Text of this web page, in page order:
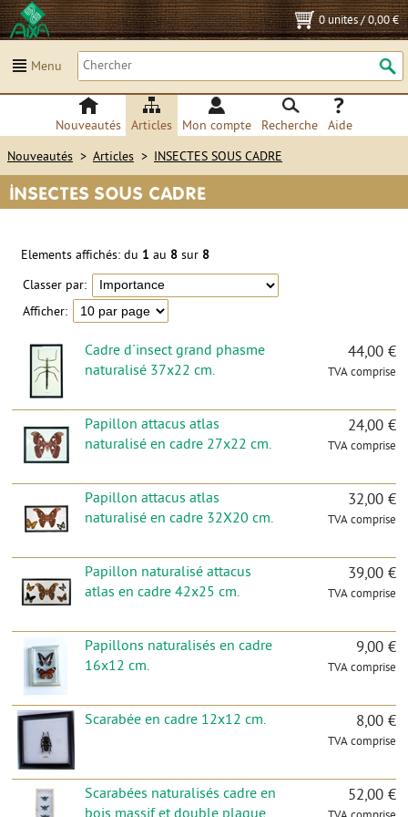
0 unités/0,00 €
Menu
Nouveautés Articles Mon compte Recherche Aide
Nouveautés > Articles > INSECTES SOUS CADRE
INSECTES SOUS CADRE
Elements affichés: du 1 au 8 sur 8
Classer par:
Afficher:
Cadre d´insect grand phasme
naturalisé 37x22 cm.
44,00 €
TVA comprise
Papillon attacus atlas
naturalisé en cadre 27x22 cm.
24,00 €
TVA comprise
Papillon attacus atlas
naturalisé en cadre 32X20 cm.
32,00 €
TVA comprise
Papillon naturalisé attacus
atlas en cadre 42x25 cm.
39,00 €
TVA comprise
Papillons naturalisés en cadre
16x12 cm.
9,00 €
TVA comprise
Scarabée en cadre 12x12 cm. 8,00 €
TVA comprise
Scarabées naturalisés cadre en
52,00 €